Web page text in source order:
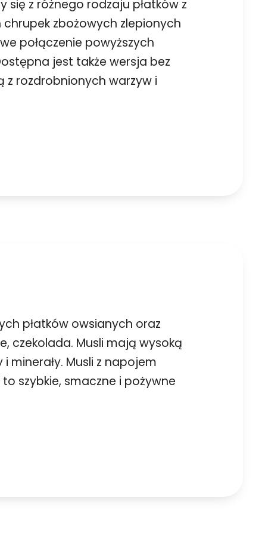
z różnego rodzaju płatków z
zbożowych zlepionych
połączenie powyższych
jest także wersja bez
z rozdrobnionych warzyw i
płatków owsianych oraz
czekolada. Musli mają wysoką
minerały. Musli z napojem
szybkie, smaczne i pożywne